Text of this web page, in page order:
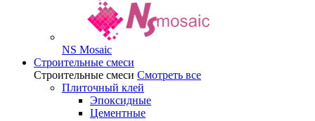
NS Mosaic
Строительные смеси
Строительные смеси Смотреть все
Плиточный клей
Эпоксидные
Цементные